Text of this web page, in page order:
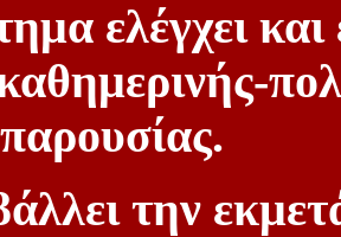
ελέγχει και
την